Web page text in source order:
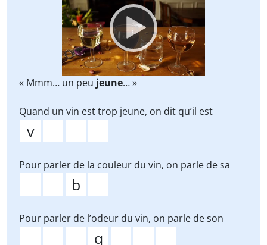
« Mmm… un peu jeune… »
Quand un vin est trop jeune, on dit qu’il est
Pour parler de la couleur du vin, on parle de sa
Pour parler de l’odeur du vin, on parle de son